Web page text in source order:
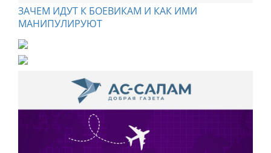
ЗАЧЕМ ИДУТ К БОЕВИКАМ И КАК ИМИ
МАНИПУЛИРУЮТ